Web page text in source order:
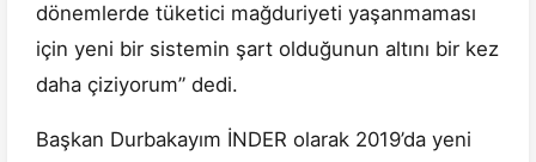
dönemlerde tüketici mağduriyeti yaşanmaması
için yeni bir sistemin şart olduğunun altını bir kez
daha çiziyorum” dedi.
Başkan Durbakayım İNDER olarak 2019’da yeni